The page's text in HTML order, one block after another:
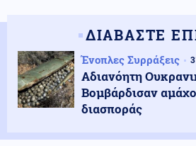
ΔΙΑΒΑΣΤΕ
Ένοπλες Συρράξεις
Αδιανόητη
Βομβάρδισαν
διασποράς